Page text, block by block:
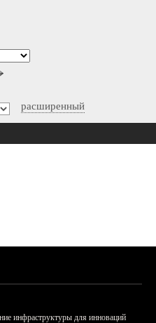
расширенный
инфраструктуры для инноваций